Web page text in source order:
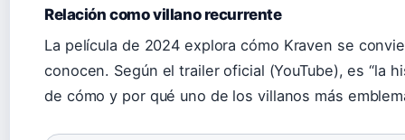
Relación como villano recurrente
La película de 2024 explora cómo Kraven se
conocen. Según el trailer oficial (YouTube), es “la
de cómo y por qué uno de los villanos más